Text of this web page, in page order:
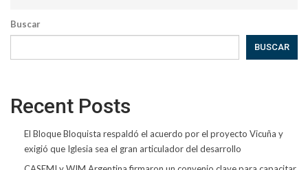
Buscar
BUSCAR
Recent Posts
El Bloque Bloquista respaldó el acuerdo por el proyecto Vicuña y
exigió que Iglesia sea el gran articulador del desarrollo